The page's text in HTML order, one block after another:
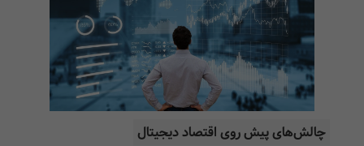
چالش‌های پیش روی اقتصاد دیجیتال